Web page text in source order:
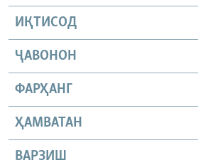
ИҚТИСОД
ҶАВОНОН
ФАРҲАНГ
ҲАМВАТАН
ВАРЗИШ